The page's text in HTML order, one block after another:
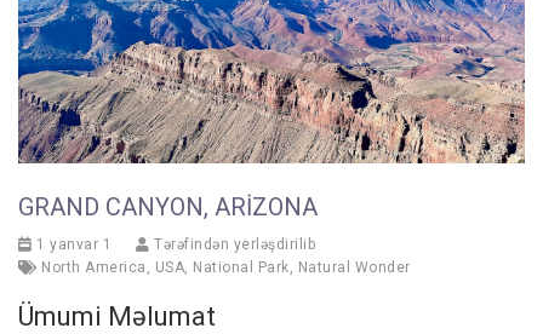
GRAND CANYON, ARIZONA
1 yanvar 1
Tərəfindən yerləşdirilib
North America , USA, National Park, Natural Wonder
Ümumi Məlumat